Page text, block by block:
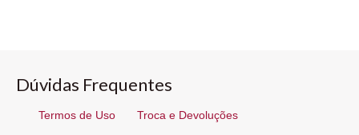
Dúvidas Frequentes
Termos de Uso Troca e Devoluções